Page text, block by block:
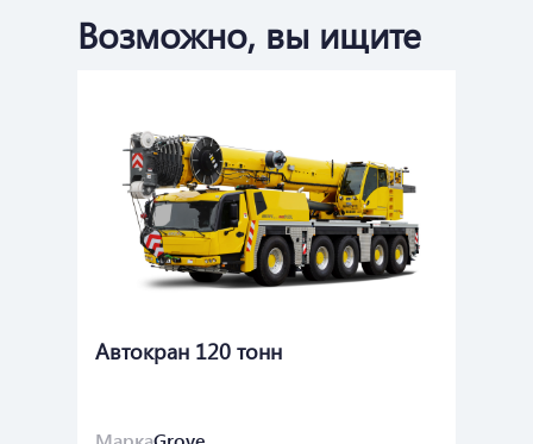
Возможно, вы ищите
Автокран 120 тонн